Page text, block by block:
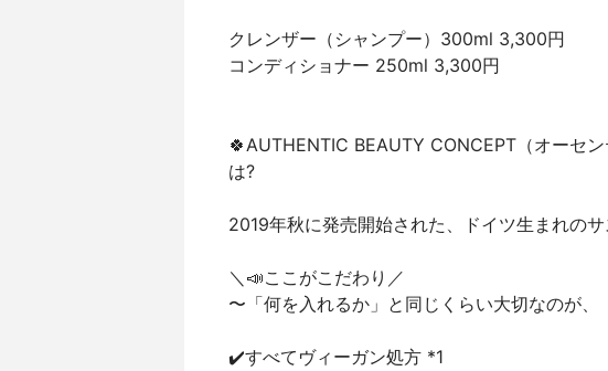
クレンザー（シャンプー）300ml 3,300円
コンディショナー 250ml 3,300円
🍀AUTHENTIC BEAUTY CONCEPT（オーセ
は?
2019年秋に発売開始された、ドイツ生まれの
＼📣ここがこだわり／
〜「何を入れるか」と同じくらい大切なのが、
✔️すべてヴィーガン処方 *1